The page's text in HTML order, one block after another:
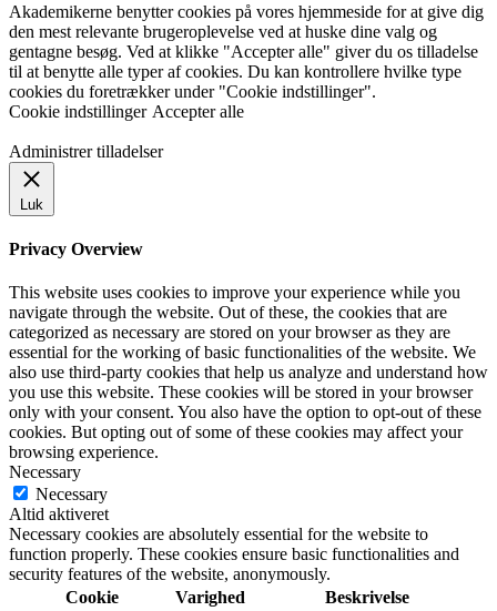
Akademikerne benytter cookies på vores hjemmeside for at give dig
den mest relevante brugeroplevelse ved at huske dine valg og
gentagne besøg. Ved at klikke "Accepter alle" giver du os tilladelse
til at benytte alle typer af cookies. Du kan kontrollere hvilke type
cookies du foretrækker under "Cookie indstillinger".
Cookie indstillinger Accepter alle
Administrer tilladelser
Luk
Privacy Overview
This website uses cookies to improve your experience while you
navigate through the website. Out of these, the cookies that are
categorized as necessary are stored on your browser as they are
essential for the working of basic functionalities of the website. We
also use third-party cookies that help us analyze and understand how
you use this website. These cookies will be stored in your browser
only with your consent. You also have the option to opt-out of these
cookies. But opting out of some of these cookies may affect your
browsing experience.
Necessary
Necessary
Altid aktiveret
Necessary cookies are absolutely essential for the website to
function properly. These cookies ensure basic functionalities and
security features of the website, anonymously.
Cookie
Varighed Beskrivelse